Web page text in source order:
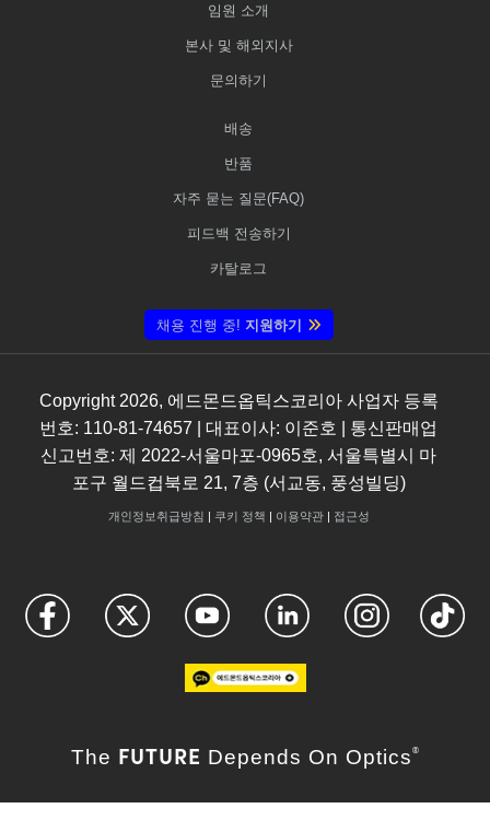
임원 소개
본사 및 해외지사
문의하기
배송
반품
자주 묻는 질문(FAQ)
피드백 전송하기
카탈로그
채용 진행 중! 지원하기
Copyright 2026, 에드몬드옵틱스코리아 사업자 등록
번호: 110-81-74657 | 대표이사: 이준호 | 통신판매업
신고번호: 제 2022-서울마포-0965호, 서울특별시 마
포구 월드컵북로 21, 7층 (서교동, 풍성빌딩)
개인정보취급방침 | 쿠키 정책 | 이용약관| 접근성
The FUTURE Depends On Optics ®